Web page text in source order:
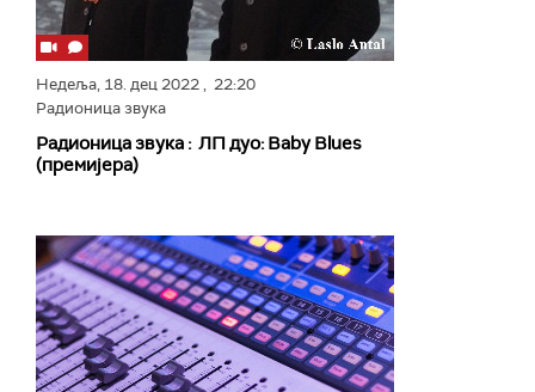
Недеља, 18. дец 2022, 22:20
Радионица звука
Радионица звука : ЛП дуо: Baby Blues
(премијера)